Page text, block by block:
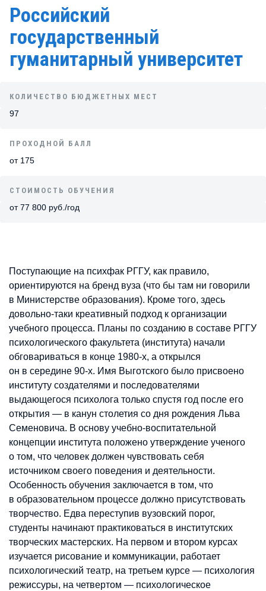
Российский
государственный
гуманитарный университет
КОЛИЧЕСТВО БЮДЖЕТНЫХ МЕСТ
97
ПРОХОДНОЙ БАЛЛ
от 175
СТОИМОСТЬ ОБУЧЕНИЯ
от 77 800 руб./год
Поступающие на психфак РГГУ, как правило,
ориентируются на бренд вуза (что бы там ни говорили
в Министерстве образования). Кроме того, здесь
довольно-таки креативный подход к организации
учебного процесса. Планы по созданию в составе РГГУ
психологического факультета (института) начали
обговариваться в конце 1980-х, а открылся
он в середине 90-х. Имя Выготского было присвоено
институту создателями и последователями
выдающегося психолога только спустя год после его
открытия — в канун столетия со дня рождения Льва
Семеновича. В основу учебно-воспитательной
концепции института положено утверждение ученого
о том, что человек должен чувствовать себя
источником своего поведения и деятельности.
Особенность обучения заключается в том, что
в образовательном процессе должно присутствовать
творчество. Едва переступив вузовский порог,
студенты начинают практиковаться в институтских
творческих мастерских. На первом и втором курсах
изучается рисование и коммуникации, работает
психологический театр, на третьем курсе — психология
режиссуры, на четвертом — психологическое